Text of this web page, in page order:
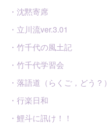
・沈黙寄席
・立川流ver.3.01
・竹千代の風土記
・竹千代学習会
・落語道（らくご，どう？）
・行楽日和
・鯉斗に訊け！！